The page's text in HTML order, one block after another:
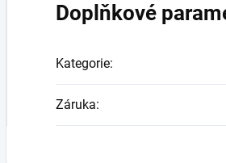
Doplňkové
Kategorie:
Záruka: